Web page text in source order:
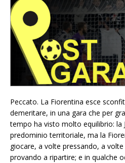
Peccato. La Fiorentina esce
demeritare, in una gara che per
tempo ha visto molto equilibrio: la
predominio territoriale, ma la
giocare, a volte pressando, a
provando a ripartire; e in qualche